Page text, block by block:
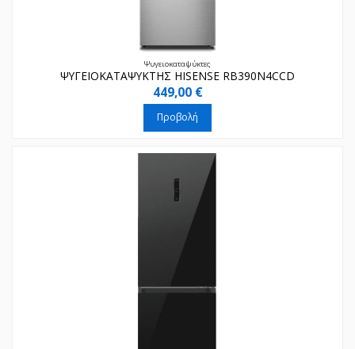
Ψυγειοκαταψύκτες
ΨΥΓΕΙΟΚΑΤΑΨΥΚΤΗΣ HISENSE RB390N4CCD
449,00 €
Προβολή